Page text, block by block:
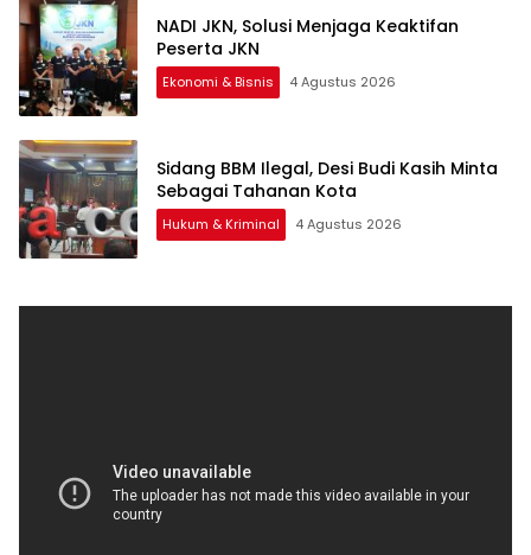
NADI JKN, Solusi Menjaga Keaktifan
Peserta JKN
Ekonomi & Bisnis 4 Agustus 2026
Sidang BBM Ilegal, Desi Budi Kasih Minta
Sebagai Tahanan Kota
Hukum & Kriminal 4 Agustus 2026